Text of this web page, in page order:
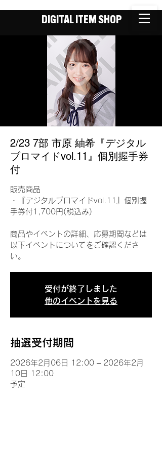
DIGITAL ITEM SHOP
2/23 7部 市原 紬希『デジタル
ブロマイドvol.11』個別握手券
付
販売商品
・『デジタルブロマイドvol.11』個別握
手券付1,700円(税込み)
商品やイベントの詳細、応募期間などは
以下イベントについてをご確認くださ
い。
受付が終了しました
他のイベントを見る
抽選受付期間
2026年2月06日 12:00 – 2026年2月
10日 12:00
予定